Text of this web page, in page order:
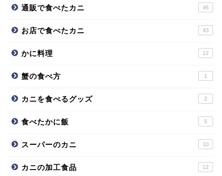
通販で食べたカニ 46
お店で食べたカニ 43
かに料理 12
蟹の食べ方 1
カニを食べるグッズ 2
食べたかに飯 5
スーパーのカニ 10
カニの加工食品 12